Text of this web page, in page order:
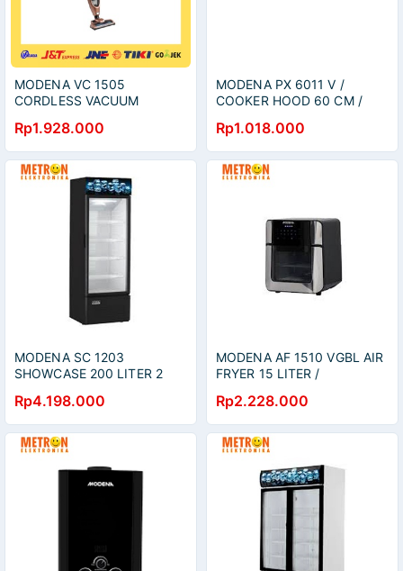
MODENA VC 1505
CORDLESS VACUUM
PENGHISAP DEBU / VC1505
Rp1.928.000
MODENA PX 6011 V /
COOKER HOOD 60 CM /
PX6011V
Rp1.018.000
MODENA SC 1203
SHOWCASE 200 LITER 2
SC1203
Rp4.198.000
MODENA AF 1510 VGBL AIR
FRYER 15 LITER /
Rp2.228.000